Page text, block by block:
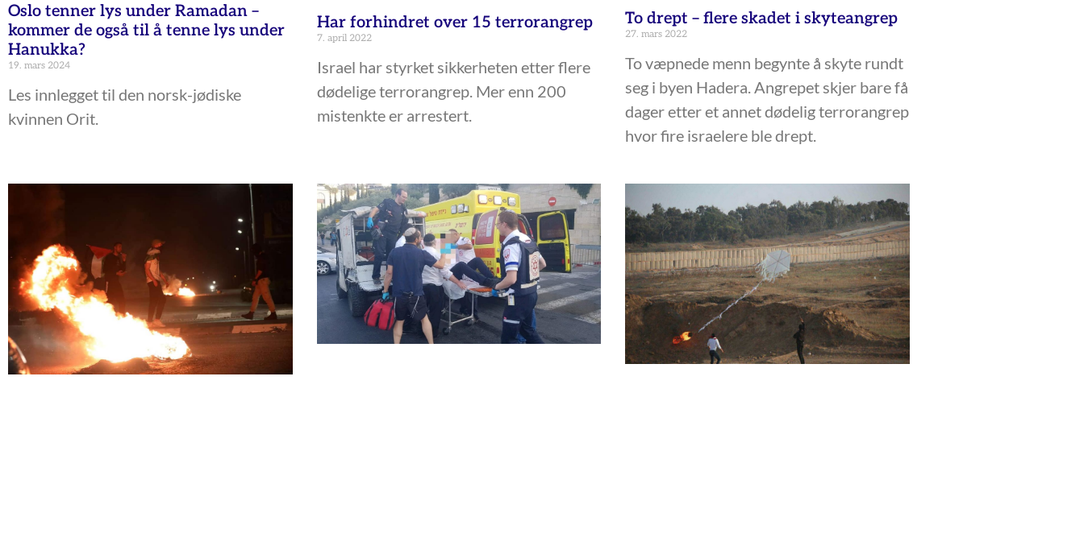
Oslo tenner lys under Ramadan –
kommer de også til å tenne lys under
Hanukka?
19. mars 2024
Les innlegget til den norsk-jødiske
kvinnen Orit.
Har forhindret over 15 terrorangrep
7. april 2022
Israel har styrket sikkerheten etter flere
dødelige terrorangrep. Mer enn 200
mistenkte er arrestert.
To drept – flere skadet i skyteangrep
27. mars 2022
To væpnede menn begynte å skyte rundt
seg i byen Hadera. Angrepet skjer bare få
dager etter et annet dødelig terrorangrep
hvor fire israelere ble drept.